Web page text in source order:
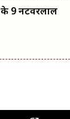
के 9 नटवरलाल